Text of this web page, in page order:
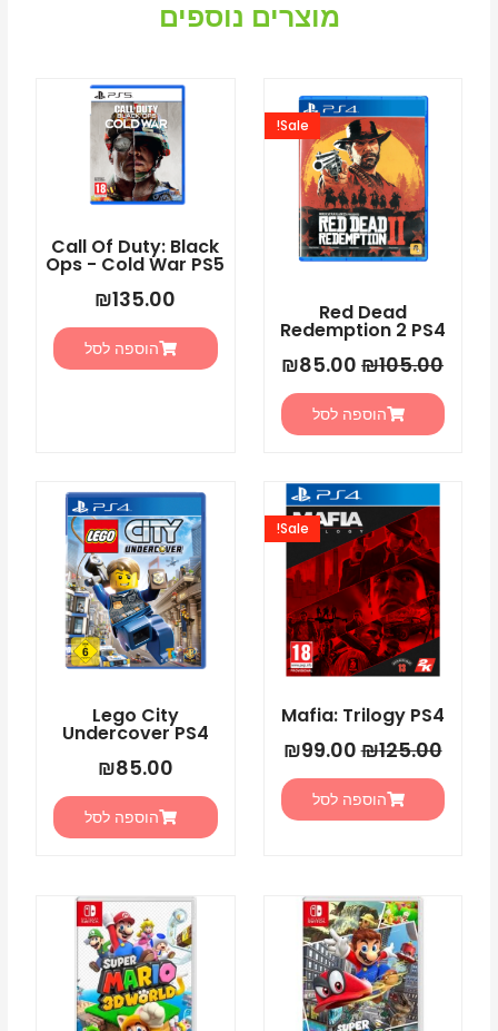
Shore
מוצרים נוספים
Red Dead
Redemption 2 PS4
Sale!
₪105.00
המחיר
המקורי
היה:
₪105.00.
₪85.00
הנוכחי
הוא:
הוספה לסל
Call Of Duty: Black
Ops - Cold War PS5
₪135.00
הוספה לסל
Mafia: Trilogy PS4
Sale!
₪125.00
המחיר
המקורי
היה:
₪125.00.
₪99.00
הנוכחי
הוא:
הוספה לסל
Lego City
Undercover PS4
₪85.00
הוספה לסל